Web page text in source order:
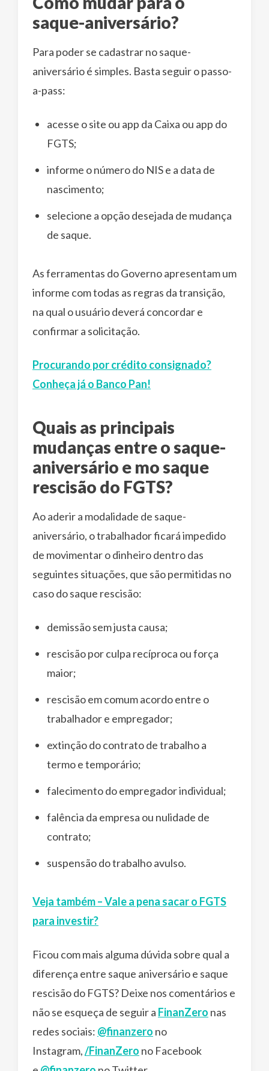
saque-aniversário?
Para poder se cadastrar no saque-
aniversário é simples. Basta seguir o passo-
a-pass:
acesse o site ou app da Caixa ou app do
FGTS;
informe o número do NIS e a data de
nascimento;
selecione a opção desejada de mudança
de saque.
As ferramentas do Governo apresentam um
informe com todas as regras da transição,
na qual o usuário deverá concordar e
confirmar a solicitação.
Procurando por crédito consignado?
Conheça já o Banco Pan!
Quais as principais
mudanças entre o saque-
aniversário e mo saque
rescisão do FGTS?
Ao aderir a modalidade de saque-
aniversário, o trabalhador ficará impedido
de movimentar o dinheiro dentro das
seguintes situações, que são permitidas no
caso do saque rescisão:
demissão sem justa causa;
rescisão por culpa recíproca ou força
maior;
rescisão em comum acordo entre o
trabalhador e empregador;
extinção do contrato de trabalho a
termo e temporário;
falecimento do empregador individual;
falência da empresa ou nulidade de
contrato;
suspensão do trabalho avulso.
Veja também – Vale a pena sacar o FGTS
para investir?
Ficou com mais alguma dúvida sobre qual a
diferença entre saque aniversário e saque
rescisão do FGTS? Deixe nos comentários e
não se esqueça de seguir a FinanZero nas
redes sociais: @finanzero no
Instagram,/FinanZero no Facebook